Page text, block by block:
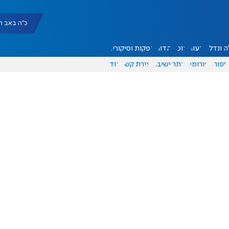
כ"ה באב תשפ"ו |
ונדל"ן דעות אוכל יהדות הפקות וסיקורים
ספורט פורומים אתר ישיבה יצירת קשר עוד